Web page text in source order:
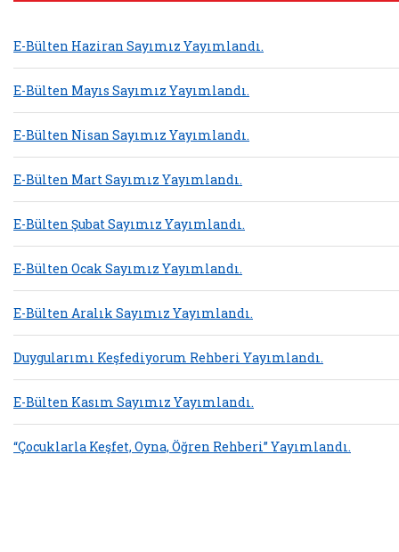
E-Bülten Haziran Sayımız Yayımlandı.
E-Bülten Mayıs Sayımız Yayımlandı.
E-Bülten Nisan Sayımız Yayımlandı.
E-Bülten Mart Sayımız Yayımlandı.
E-Bülten Şubat Sayımız Yayımlandı.
E-Bülten Ocak Sayımız Yayımlandı.
E-Bülten Aralık Sayımız Yayımlandı.
Duygularımı Keşfediyorum Rehberi Yayımlandı.
E-Bülten Kasım Sayımız Yayımlandı.
“Çocuklarla Keşfet, Oyna, Öğren Rehberi” Yayımlandı.